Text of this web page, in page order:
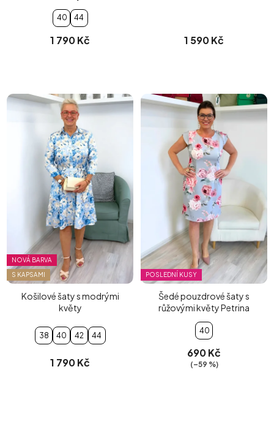
40 44
1 790 Kč 1 590 Kč
NOVÁ BARVA
S KAPSAMI
Košilové šaty s modrými
květy
38 40 42 44
1 790 Kč
POSLEDNÍ KUSY
Šedé pouzdrové šaty s
růžovými květy Petrina
40
690 Kč
(–59 %)